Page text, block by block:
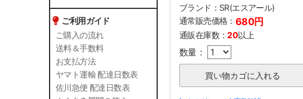
ご利用ガイド
ご購入の流れ
送料＆手数料
お支払方法
ヤマト運輸 配達日数表
佐川急便 配達日数表
ブランド： SR(エスアール)
通常販売価格： 680円
通販在庫数：20以上
数量：